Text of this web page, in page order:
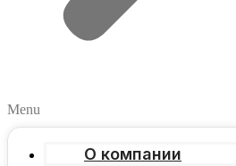
Menu
О компании